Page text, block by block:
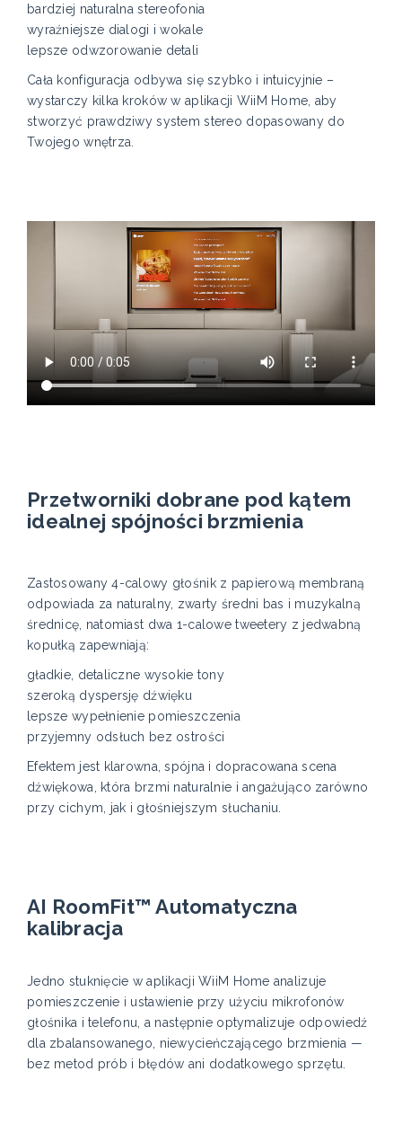
bardziej naturalna stereofonia
wyraźniejsze dialogi i wokale
lepsze odwzorowanie detali
Cała konfiguracja odbywa się szybko i intuicyjnie –
wystarczy kilka kroków w aplikacji WiiM Home, aby
stworzyć prawdziwy system stereo dopasowany do
Twojego wnętrza.
Przetworniki dobrane pod kątem
idealnej spójności brzmienia
Zastosowany 4-calowy głośnik z papierową membraną
odpowiada za naturalny, zwarty średni bas i muzykalną
średnicę, natomiast dwa 1-calowe tweetery z jedwabną
kopułką zapewniają:
gładkie, detaliczne wysokie tony
szeroką dyspersję dźwięku
lepsze wypełnienie pomieszczenia
przyjemny odsłuch bez ostrości
Efektem jest klarowna, spójna i dopracowana scena
dźwiękowa, która brzmi naturalnie i angażująco zarówno
przy cichym, jak i głośniejszym słuchaniu.
AI RoomFit™ Automatyczna
kalibracja
Jedno stuknięcie w aplikacji WiiM Home analizuje
pomieszczenie i ustawienie przy użyciu mikrofonów
głośnika i telefonu, a następnie optymalizuje odpowiedź
dla zbalansowanego, niewycieńczającego brzmienia —
bez metod prób i błędów ani dodatkowego sprzętu.